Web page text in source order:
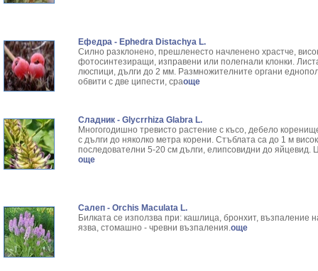
Ефедра - Ephedra Distachya L.
Силно разклонено, прешленесто начленено храстче,
фотосинтезиращи, изправени или полегнали клонки.
люспици, дълги до 2 мм. Размножителните органи
обвити с две ципести, сраоще
Сладник - Glycrrhiza Glabra L.
Многогодишно тревисто растение с късо, дебело
с дълги до няколко метра корени. Стъблата са до 1 м
последователни 5-20 см дълги, елипсовидни до яйцевид.
още
Салеп - Orchis Maculata L.
Билката се използва при: кашлица, бронхит, възпаление
язва, стомашно - чревни възпаления.още